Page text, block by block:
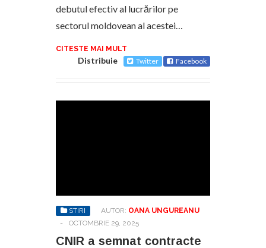
debutul efectiv al lucrărilor pe
sectorul moldovean al acestei…
CITESTE MAI MULT
Distribuie Twitter Facebook
STIRI AUTOR: OANA UNGUREANU
-
OCTOMBRIE 29, 2025
CNIR a semnat contracte